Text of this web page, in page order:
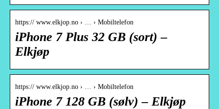
https:// www.elkjop.no › … › Mobiltelefon
iPhone 7 Plus 32 GB (sort) –
Elkjøp
https:// www.elkjop.no › … › Mobiltelefon
iPhone 7 128 GB (sølv) – Elkjøp